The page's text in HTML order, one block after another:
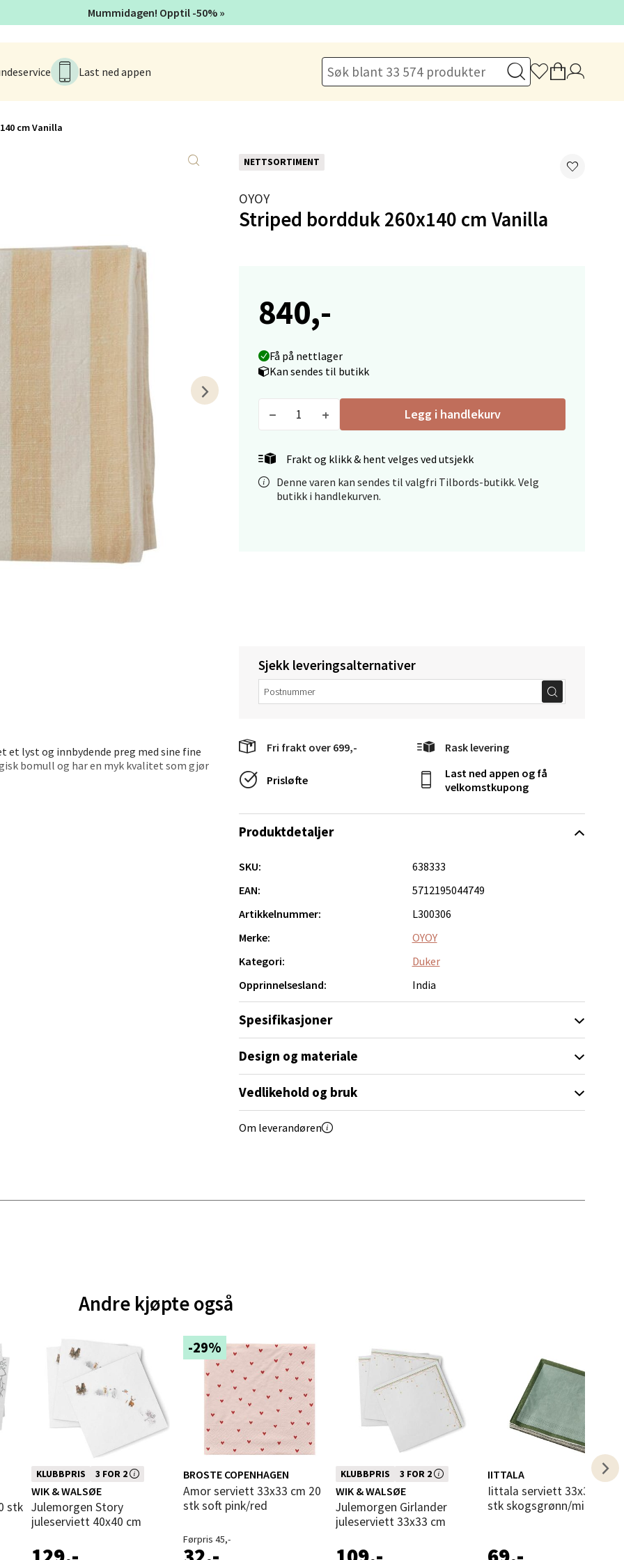
Last ned appen
cm Vanilla
NETTSORTIMENT
OYOY
Striped bordduk 260x140 cm Vanilla
840,-
Få på nettlager
Kan sendes til butikk
Legg i handlekurv
Frakt og klikk & hent velges ved utsjekk
Denne varen kan sendes til valgfri Tilbords-butikk. Velg
butikk i handlekurven.
et lyst og innbydende preg med sine fine
bomull og har en myk kvalitet som gjør
bord med gjester. Den store størrelsen
Sjekk leveringsalternativer
Fri frakt over 699,- Rask levering
Prisløfte
Last ned appen og få
velkomstkupong
Produktdetaljer
SKU:
638333
EAN:
5712195044749
Artikkelnummer:
L300306
Merke:
OYOY
Kategori:
Duker
Opprinnelsesland:
India
Spesifikasjoner
Design og materiale
Vedlikehold og bruk
Om leverandøren
Andre kjøpte også
stk
KLUBBPRIS 3 FOR 2
Denne varen inngår i vår 3 for 2
WIK & WALSØE
Julemorgen Story
juleserviett 40x40 cm
-29%
BROSTE COPENHAGEN
Amor serviett 33x33 cm 20
stk soft pink/red
Førpris 45,-
KLUBBPRIS 3 FOR 2
Denne varen inngår i vår 3 for 2
WIK & WALSØE
Julemorgen Girlander
juleserviett 33x33 cm
IITTALA
Iittala serviett 33x33 cm 20
stk skogsgrønn/mint
Mummidagen! Opptil -50% »
og Sandnes - Kvadrat
10-21
10-21
- Markens
markensgate 25B, 4611 Kristiansand
Linderud
vei 38, 0594 Oslo
2, 4340 Bryne
nr 9, 4042 Stavanger
Vel
Velg
- Moldetorget
6413 Molde
10-20
Velg
- Thon Senter Malmporten
1, 8514 Narvik